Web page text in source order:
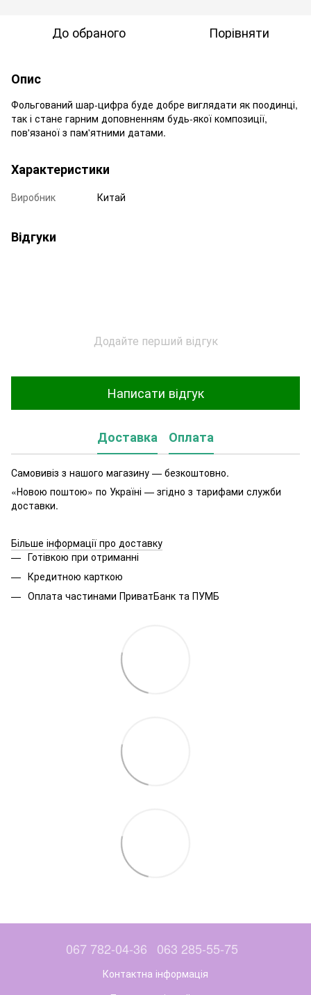
До обраного Порівняти
Опис
Фольгований шар-цифра буде добре виглядати як поодинці,
так і стане гарним доповненням будь-якої композиції,
пов'язаної з пам'ятними датами.
Характеристики
Виробник Китай
Відгуки
Додайте перший відгук
Написати відгук
Доставка Оплата
Самовивіз з нашого магазину — безкоштовно.
«Новою поштою» по Україні — згідно з тарифами служби
доставки.
Більше інформації про доставку
Готівкою при отриманні
Кредитною карткою
Оплата частинами ПриватБанк та ПУМБ
067 782-04-36 063 285-55-75
Контактна інформація